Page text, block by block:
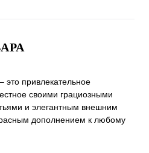
это привлекательное
своими грациозными
и элегантным внешним
дополнением к любому